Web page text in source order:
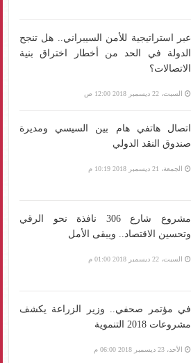
عبر استراتيجية للأمن السيبراني.. هل تنجح
الدولة في الحد من أخطار اختراق بنية
الاتصالات؟
السبت، 22 ديسمبر 2018 12:00 ص
اتصال هاتفي هام بين السيسي ومديرة
صندوق النقد الدولي
الجمعة، 21 ديسمبر 2018 10:19 م
مشروع شارع 306 نافذة نحو الرقي
وتحسين الاقتصاد.. ويبقى الأمل
السبت، 22 ديسمبر 2018 01:00 م
في مؤتمر صحفي.. وزير الزراعة يكشف
مشروعات 2018 التنموية
الأحد، 23 ديسمبر 2018 06:00 م